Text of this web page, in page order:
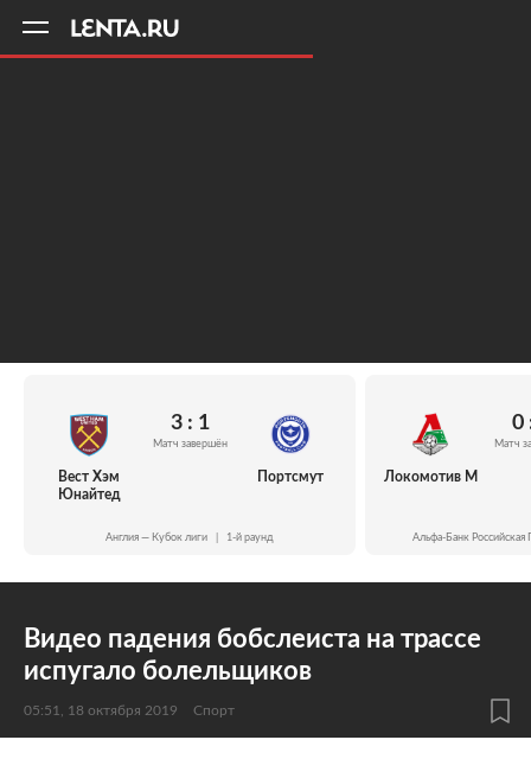
Вест Хэм
Юнайтед
3 : 1
Матч завершён
Портсмут
Англия — Кубок лиги 1-й раунд
Локомотив М
0
Матч
Альфа-Банк Российская
Видео падения бобслеиста на трассе
испугало болельщиков
05:51, 18 октября 2019 Спорт